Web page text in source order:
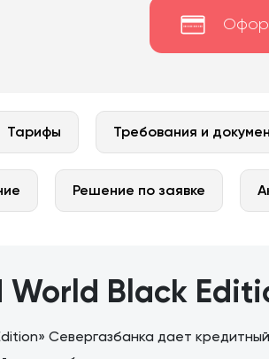
Тарифы Требования и
Решение по заявке
Black
Севергазбанка дает